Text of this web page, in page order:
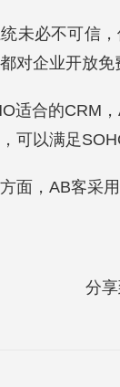
未必不可信
对企业开放
适合的CRM
可以满足
面，AB客采
分